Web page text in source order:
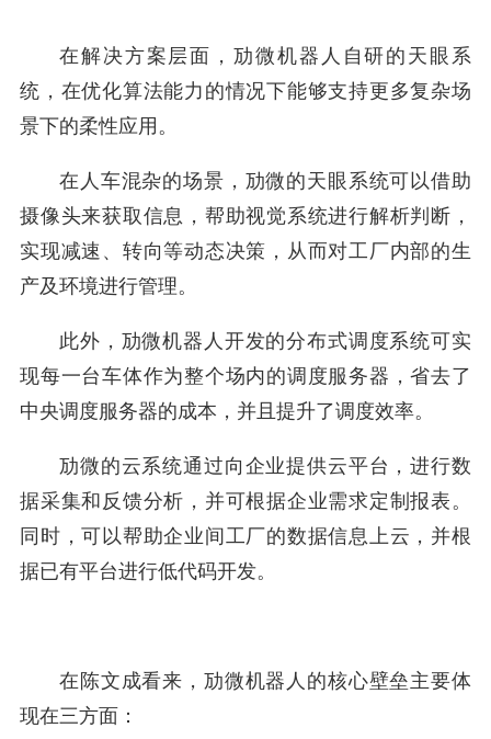
在解决方案层面，劢微机器人自研的天眼系
统，在优化算法能力的情况下能够支持更多复杂场
景下的柔性应用。
在人车混杂的场景，劢微的天眼系统可以借助
摄像头来获取信息，帮助视觉系统进行解析判断，
实现减速、转向等动态决策，从而对工厂内部的生
产及环境进行管理。
此外，劢微机器人开发的分布式调度系统可实
现每一台车体作为整个场内的调度服务器，省去了
中央调度服务器的成本，并且提升了调度效率。
劢微的云系统通过向企业提供云平台，进行数
据采集和反馈分析，并可根据企业需求定制报表。
同时，可以帮助企业间工厂的数据信息上云，并根
据已有平台进行低代码开发。
在陈文成看来，劢微机器人的核心壁垒主要体
现在三方面：